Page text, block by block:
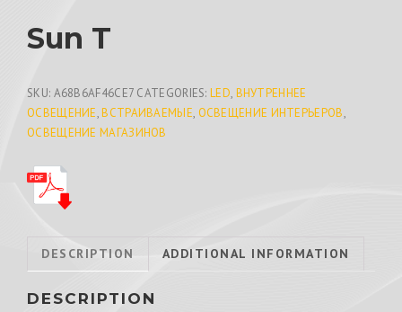
Sun T
SKU: A68B6AF46CE7 CATEGORIES:LED, ВНУТРЕННЕЕ
ОСВЕЩЕНИЕ,ВСТРАИВАЕМЫЕ, ОСВЕЩЕНИЕ ИНТЕРЬЕРОВ,
ОСВЕЩЕНИЕ МАГАЗИНОВ
DESCRIPTION ADDITIONAL INFORMATION
DESCRIPTION